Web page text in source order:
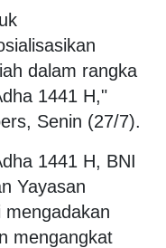
dalam rangka
1441 H,"
Senin (27/7).
1441 H, BNI
Yayasan
mengadakan
mengangkat